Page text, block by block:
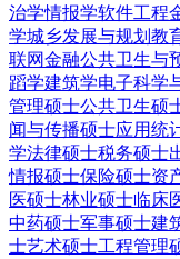
治学情报学软件工程
学城乡发展与规划 教
联网金融公共卫生与
蹈学建筑学电子科学
管理硕士公共卫生硕
闻与传播硕士应用统
学法律硕士税务硕士
情报硕士保险硕士资
医硕士林业硕士临床
中药硕士军事硕士建
士艺术硕士工程管理